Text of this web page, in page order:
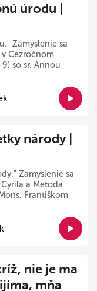
úrodu |
Zamyslenie sa
Cezročnom
so sr. Annou
národy |
Zamyslenie sa
a Metoda
Františkom
nie je ma
mňa